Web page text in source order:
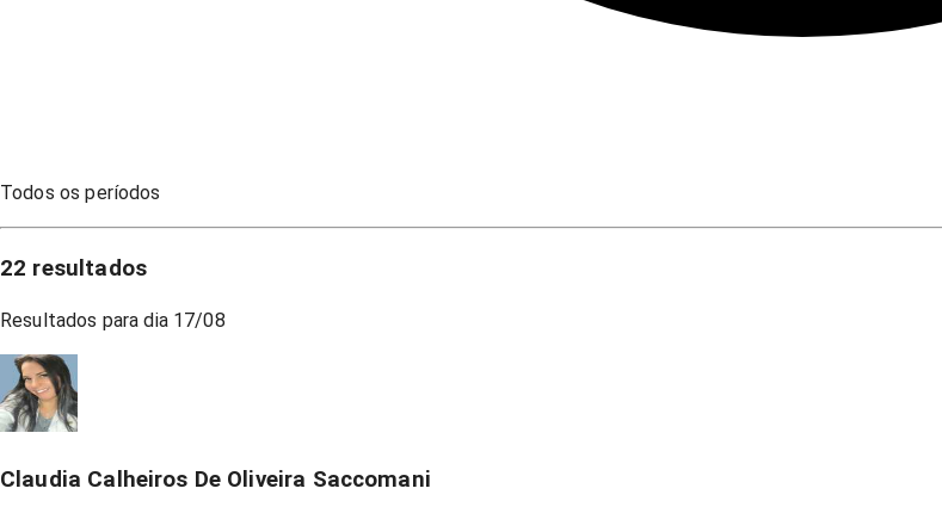
Todos os períodos
22 resultados
Resultados para dia 17/08
Claudia Calheiros De Oliveira Saccomani